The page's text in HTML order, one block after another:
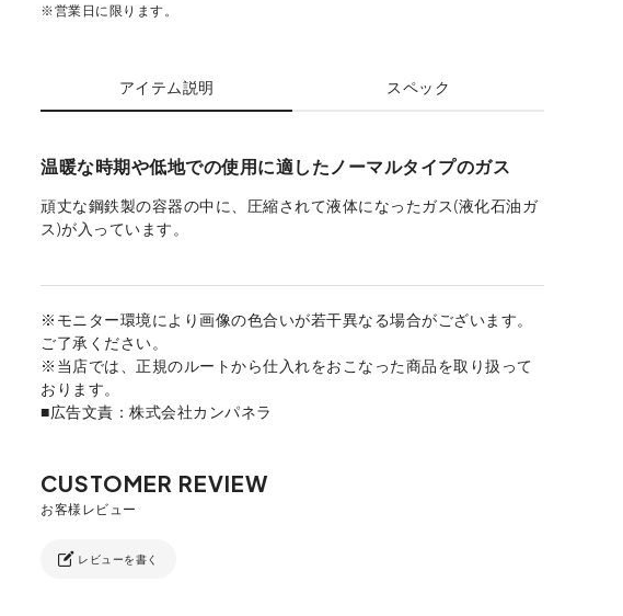
※営業日に限ります。
アイテム説明 スペック
温暖な時期や低地での使用に適したノーマルタイプのガス
頑丈な鋼鉄製の容器の中に、圧縮されて液体になったガス(液化石油ガ
ス)が入っています。
※モニター環境により画像の色合いが若干異なる場合がございます。
ご了承ください。
※当店では、正規のルートから仕入れをおこなった商品を取り扱って
おります。
■広告文責：株式会社カンパネラ
レビューを書く